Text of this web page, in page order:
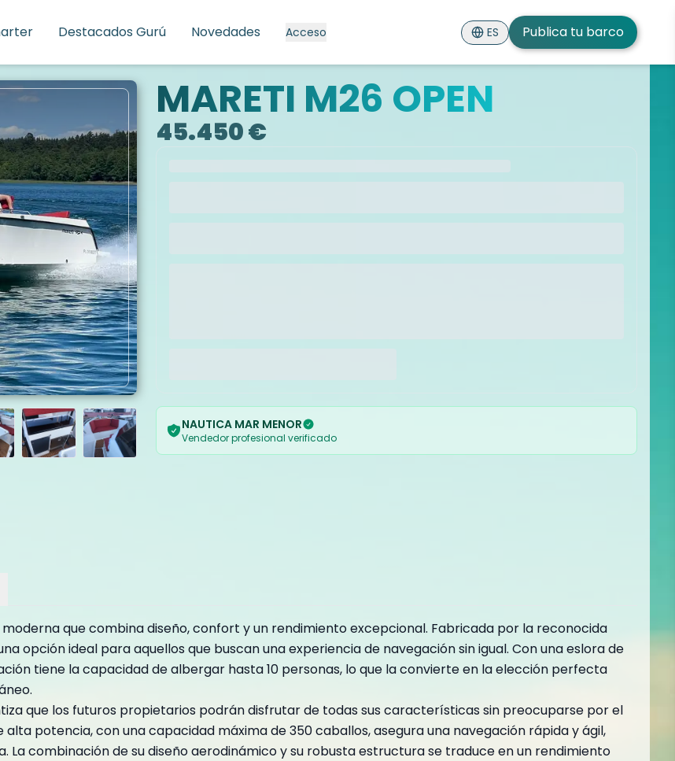
Destacados Gurú Novedades Acceso ES Publica tu barco
MARETI M26 OPEN
45.450 €
NAUTICA MAR MENOR
Vendedor profesional verificado
moderna que combina diseño, confort y un rendimiento excepcional. Fabricada por la reconocida
opción ideal para aquellos que buscan una experiencia de navegación sin igual. Con una eslora de
tiene la capacidad de albergar hasta 10 personas, lo que la convierte en la elección perfecta
que los futuros propietarios podrán disfrutar de todas sus características sin preocuparse por el
potencia, con una capacidad máxima de 350 caballos, asegura una navegación rápida y ágil,
combinación de su diseño aerodinámico y su robusta estructura se traduce en un rendimiento